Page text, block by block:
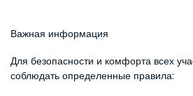
Важная информация
Для безопасности и комфорта всех
соблюдать определенные правила: